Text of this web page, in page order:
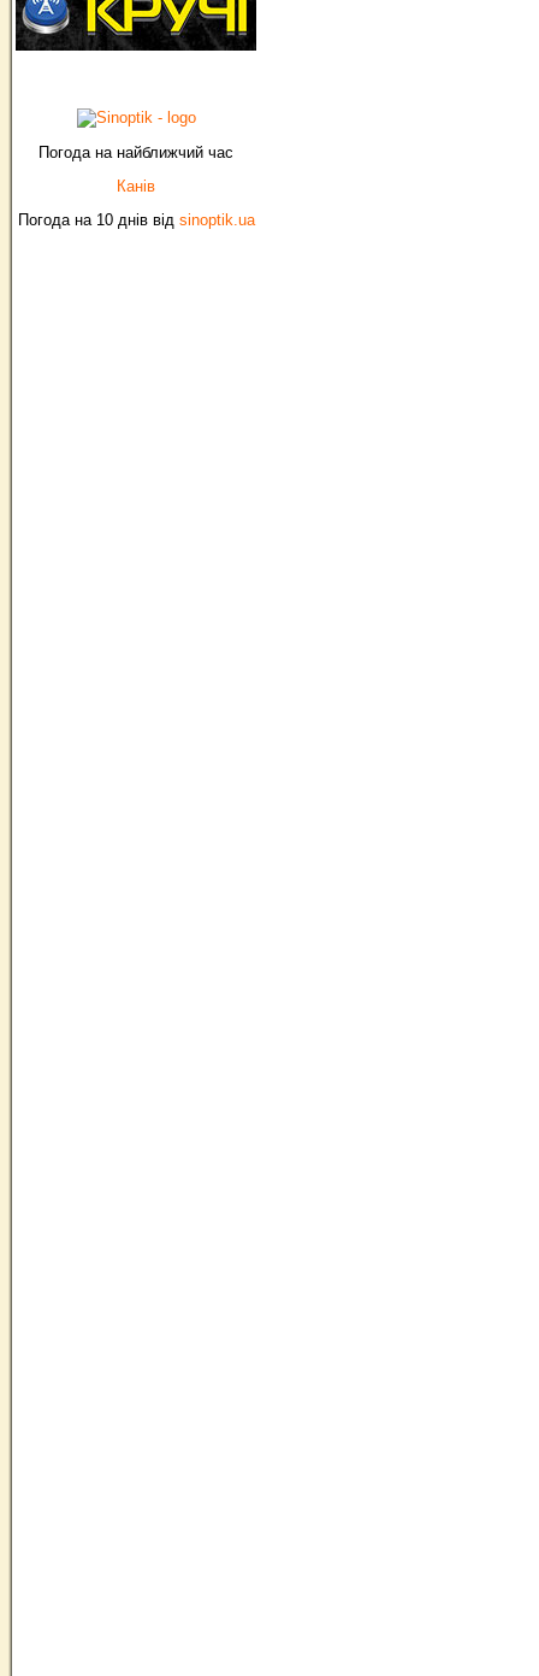
Погода на найближчий час
Канів
Погода на 10 днів від sinoptik.ua